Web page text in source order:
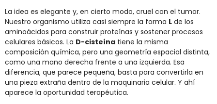
La idea es elegante y, en cierto modo, cruel con el tumor.
Nuestro organismo utiliza casi siempre la forma L de los
aminoácidos para construir proteínas y sostener procesos
celulares básicos. La D-cisteína tiene la misma
composición química, pero una geometría espacial distinta,
como una mano derecha frente a una izquierda. Esa
diferencia, que parece pequeña, basta para convertirla en
una pieza extraña dentro de la maquinaria celular. Y ahí
aparece la oportunidad terapéutica.